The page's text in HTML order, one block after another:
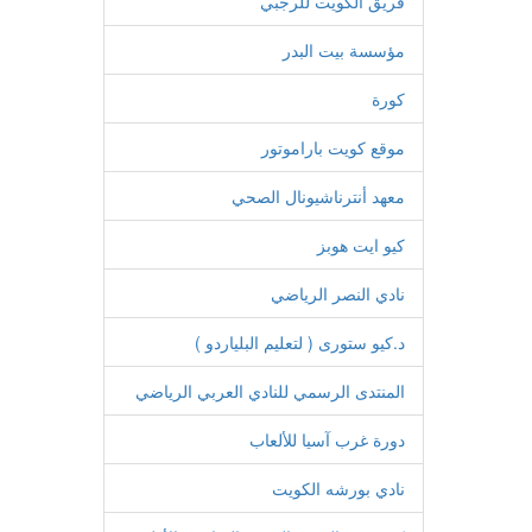
مؤسسة بيت البدر
كورة
موقع كويت باراموتور
معهد أنترناشيونال الصحي
كيو ايت هوبز
نادي النصر الرياضي
د.كيو ستورى ( لتعليم البلياردو )
المنتدى الرسمي للنادي العربي الرياضي
دورة غرب آسيا للألعاب
نادي بورشه الكويت